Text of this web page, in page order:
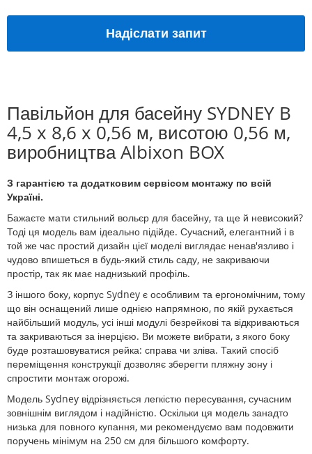
Надіслати запит
Павільйон для басейну SYDNEY B
4,5 x 8,6 x 0,56 м, висотою 0,56 м,
виробництва Albixon BOX
З гарантією та додатковим сервісом монтажу по всій
Україні.
Бажаєте мати стильний вольєр для басейну, та ще й невисокий?
Тоді ця модель вам ідеально підійде. Сучасний, елегантний і в
той же час простий дизайн цієї моделі виглядає ненав'язливо і
чудово впишеться в будь-який стиль саду, не закриваючи
простір, так як має наднизький профіль.
З іншого боку, корпус Sydney є особливим та ергономічним, тому
що він оснащений лише однією напрямною, по якій рухається
найбільший модуль, усі інші модулі безрейкові та відкриваються
та закриваються за інерцією. Ви можете вибрати, з якого боку
буде розташовуватися рейка: справа чи зліва. Такий спосіб
переміщення конструкції дозволяє зберегти пляжну зону і
спростити монтаж огорожі.
Модель Sydney відрізняється легкістю пересування, сучасним
зовнішнім виглядом і надійністю. Оскільки ця модель занадто
низька для повного купання, ми рекомендуємо вам подовжити
поручень мінімум на 250 см для більшого комфорту.